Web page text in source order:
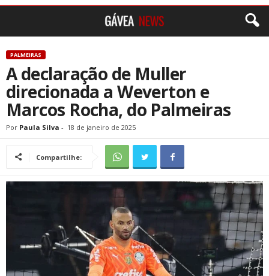
PALMEIRAS
A declaração de Muller
direcionada a Weverton e
Marcos Rocha, do Palmeiras
Por Paula Silva - 18 de janeiro de 2025
Compartilhe: